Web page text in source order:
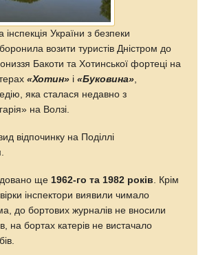
України з безпеки
возити туристів Дністром до
Бакоти та Хотинської фортеці на
«Хотин» і«Буковина»
яка сталася недавно з
на Волзі.
відпочинку на Поділлі
ще 1962-го та 1982 років . Крім
інспектори виявили чимало
до бортових журналів не вносили
на бортах катерів не вистачало